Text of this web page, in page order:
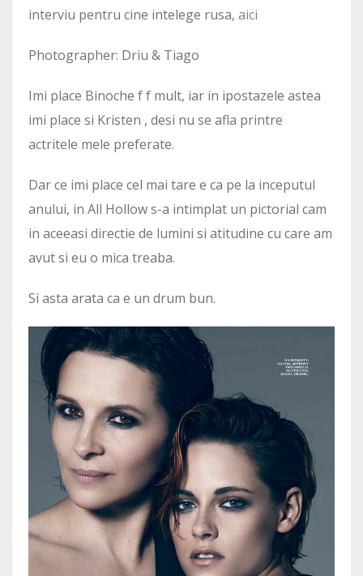
interviu pentru cine intelege rusa, aici
Photographer: Driu & Tiago
Imi place Binoche f f mult, iar in ipostazele astea
imi place si Kristen , desi nu se afla printre
actritele mele preferate.
Dar ce imi place cel mai tare e ca pe la inceputul
anului, in All Hollow s-a intimplat un pictorial cam
in aceeasi directie de lumini si atitudine cu care am
avut si eu o mica treaba.
Si asta arata ca e un drum bun.